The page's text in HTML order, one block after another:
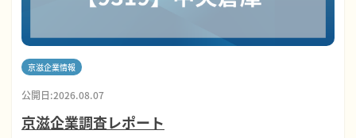
京滋企業情報
公開日:2026.08.07
京滋企業調査レポート